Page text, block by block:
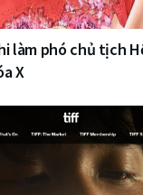
làm phó chủ tịch
X